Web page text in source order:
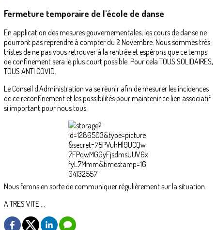
Fermeture temporaire de l'école de danse
En application des mesures gouvernementales, les cours de danse ne
pourront pas reprendre à compter du 2 Novembre. Nous sommes très
tristes de ne pas vous retrouver à la rentrée et espérons que ce temps
de confinement sera le plus court possible. Pour cela TOUS SOLIDAIRES,
TOUS ANTI COVID.
Le Conseil d'Administration va se réunir afin de mesurer les incidences
de ce reconfinement et les possibilités pour maintenir ce lien associatif
si important pour nous tous.
Nous ferons en sorte de communiquer régulièrement sur la situation.
A TRES VITE ...